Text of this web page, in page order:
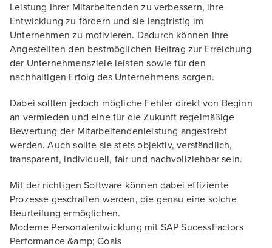
Leistung Ihrer Mitarbeitenden zu verbessern, ihre
Entwicklung zu fördern und sie langfristig im
Unternehmen zu motivieren. Dadurch können Ihre
Angestellten den bestmöglichen Beitrag zur Erreichung
der Unternehmensziele leisten sowie für den
nachhaltigen Erfolg des Unternehmens sorgen.
Dabei sollten jedoch mögliche Fehler direkt von Beginn
an vermieden und eine für die Zukunft regelmäßige
Bewertung der Mitarbeitendenleistung angestrebt
werden. Auch sollte sie stets objektiv, verständlich,
transparent, individuell, fair und nachvollziehbar sein.
Mit der richtigen Software können dabei effiziente
Prozesse geschaffen werden, die genau eine solche
Beurteilung ermöglichen.
Moderne Personalentwicklung mit SAP SucessFactors
Performance &amp; Goals